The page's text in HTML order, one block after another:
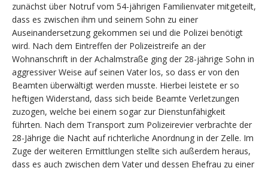
zunächst über Notruf vom 54-jährigen Familienvater mitgeteilt,
dass es zwischen ihm und seinem Sohn zu einer
Auseinandersetzung gekommen sei und die Polizei benötigt
wird. Nach dem Eintreffen der Polizeistreife an der
Wohnanschrift in der Achalmstraße ging der 28-jährige Sohn in
aggressiver Weise auf seinen Vater los, so dass er von den
Beamten überwältigt werden musste. Hierbei leistete er so
heftigen Widerstand, dass sich beide Beamte Verletzungen
zuzogen, welche bei einem sogar zur Dienstunfähigkeit
führten. Nach dem Transport zum Polizeirevier verbrachte der
28-Jährige die Nacht auf richterliche Anordnung in der Zelle. Im
Zuge der weiteren Ermittlungen stellte sich außerdem heraus,
dass es auch zwischen dem Vater und dessen Ehefrau zu einer